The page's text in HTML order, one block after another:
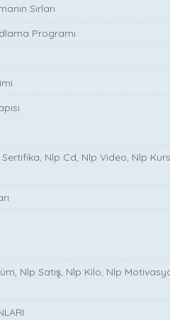
Sırları
Programı
Nlp Cd, Nlp Video, Nlp
Nlp Satış, Nlp Kilo, Nlp